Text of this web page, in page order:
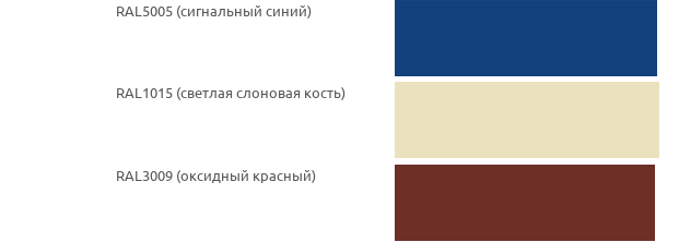
RAL5005 (cигнальный синий)
RAL1015 (светлая слоновая кость)
RAL3009 (оксидный красный)